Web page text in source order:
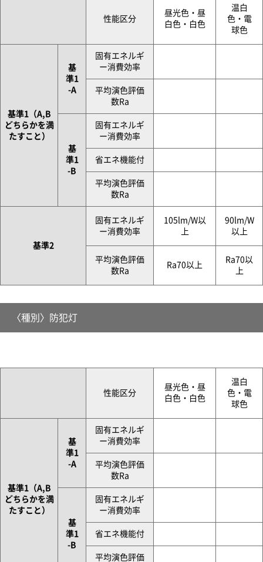
性能区分
昼光色・昼
白色・白色
温白
色・電
球色
基準1（A,B
どちらかを満
たすこと）
基
準1
-A
固有エネルギ
ー消費効率
平均演色評価
数Ra
基
準1
-B
固有エネルギ
ー消費効率
省エネ機能付
平均演色評価
数Ra
基準2
固有エネルギ
ー消費効率
105lm/W以
上
90lm/W
以上
平均演色評価
数Ra
Ra70以上
Ra70以
上
〈種別〉防犯灯
性能区分
昼光色・昼
白色・白色
温白
色・電
球色
基準1（A,B
どちらかを満
たすこと）
基
準1
-A
固有エネルギ
ー消費効率
平均演色評価
数Ra
基
準1
-B
固有エネルギ
ー消費効率
省エネ機能付
平均演色評価